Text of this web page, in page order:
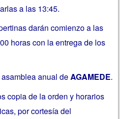
a las 13:45.
darán comienzo a las
horas con la entrega de los
anual deAGAMEDE.
copia de la orden y horarios
por cortesía del